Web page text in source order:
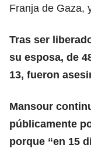
Franja de Gaza,
Tras ser
su esposa, de
13, fueron
Mansour
públicamente
porque “en 15